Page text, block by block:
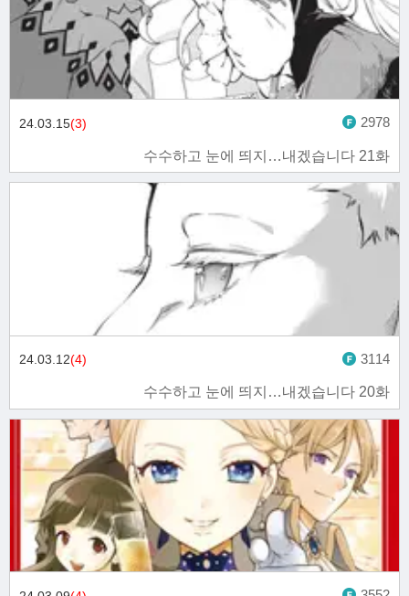
수수하고 눈에 띄지…내겠습니다 21화
24.03.15(3) 2978
수수하고 눈에 띄지…내겠습니다 20화
24.03.12(4) 3114